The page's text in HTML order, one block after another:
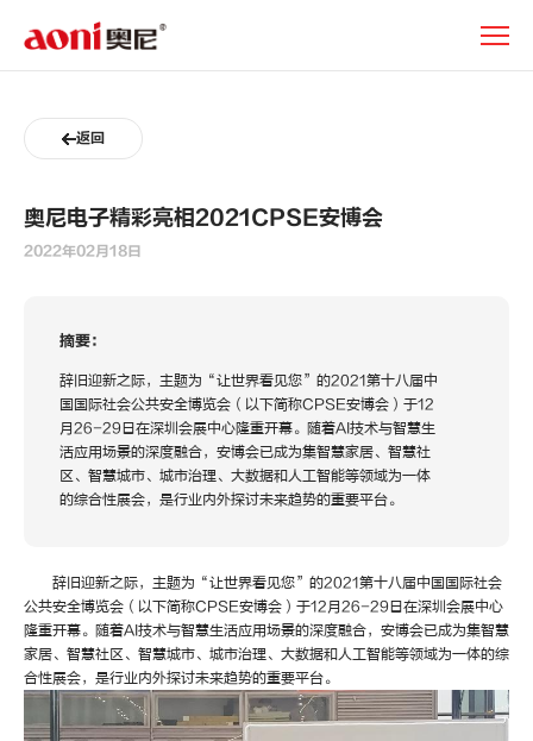
动
返回
奥尼电子精彩亮相2021CPSE安博会
2022年02月18日
摘要：
辞旧迎新之际，主题为“让世界看见您”的2021第十八届中
国国际社会公共安全博览会（以下简称CPSE安博会）于12
月26-29日在深圳会展中心隆重开幕。随着AI技术与智慧生
活应用场景的深度融合，安博会已成为集智慧家居、智慧社
区、智慧城市、城市治理、大数据和人工智能等领域为一体
的综合性展会，是行业内外探讨未来趋势的重要平台。
辞旧迎新之际，主题为“让世界看见您”的2021第十八届中国国际社会
公共安全博览会（以下简称CPSE安博会）于12月26-29日在深圳会展中心
隆重开幕。随着AI技术与智慧生活应用场景的深度融合，安博会已成为集智慧
家居、智慧社区、智慧城市、城市治理、大数据和人工智能等领域为一体的综
合性展会，是行业内外探讨未来趋势的重要平台。